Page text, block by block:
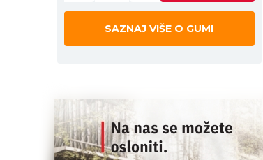
SAZNAJ VIŠE O GUMI